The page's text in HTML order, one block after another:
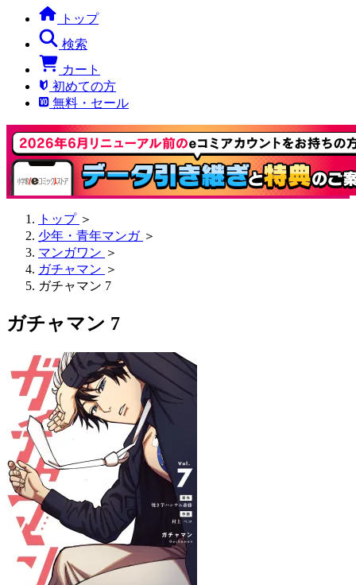
トップ
検索
カート
初めての方
無料・セール
トップ ＞
少年・青年マンガ ＞
マンガワン ＞
ガチャマン ＞
ガチャマン 7
ガチャマン 7